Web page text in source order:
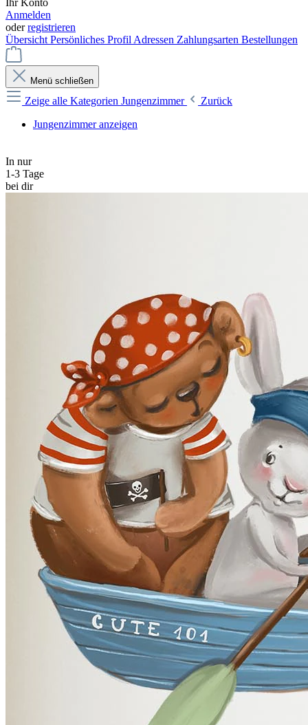
Ihr Konto
Anmelden
oderregistrieren
Übersicht Persönliches Profil Adressen Zahlungsarten Bestellungen
Menü schließen
Zeige alle Kategorien Jungenzimmer
Zurück
Jungenzimmer anzeigen
In nur
1-3 Tage
bei dir